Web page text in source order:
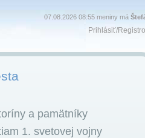
07.08.2026 08:55 meniny má
Prihlásiť/
a pamätníky
1. svetovej vojny